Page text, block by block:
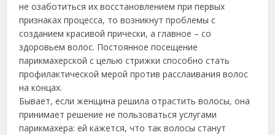
не озаботиться их восстановлением при первых
признаках процесса, то возникнут проблемы с
созданием красивой прически, а главное – со
здоровьем волос. Постоянное посещение
парикмахерской с целью стрижки способно стать
профилактической мерой против расслаивания волос
на концах.
Бывает, если женщина решила отрастить волосы, она
принимает решение не пользоваться услугами
парикмахера: ей кажется, что так волосы станут